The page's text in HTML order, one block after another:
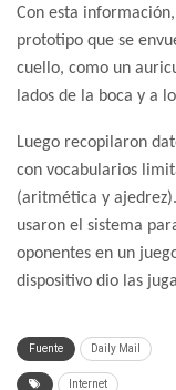
Con esta
prototipo que se
cuello, como un
lados de la boca y a
Luego recopilaron
con vocabularios
(aritmética y
usaron el sistema
oponentes en un
dispositivo dio las
Fuente Daily Mail
Internet